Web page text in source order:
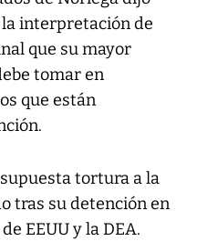
interpretación de
que su mayor
tomar en
que están
tortura a la
tras su detención en
EEUU y la DEA.